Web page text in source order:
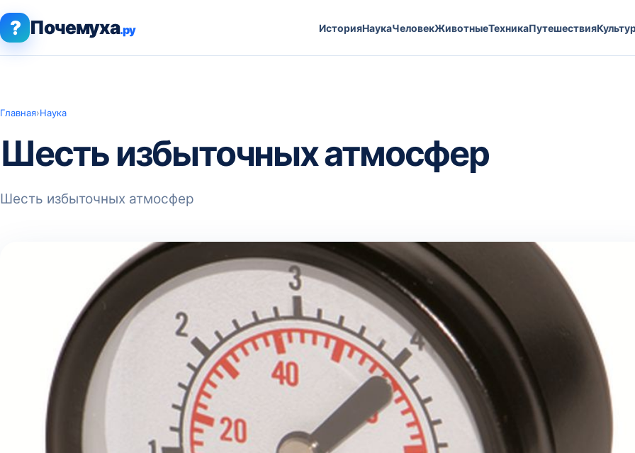
? Почемуха.ру ИсторияНаукаЧеловекЖивотныеТехникаПутешествия
Главная›Наука
Шесть избыточных атмосфер
Шесть избыточных атмосфер